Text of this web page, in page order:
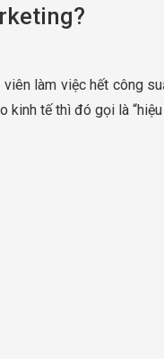
làm việc hết công
tế thì đó gọi là